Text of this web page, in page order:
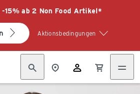
-15% ab 2 Non Food Artikel*
Aktionsbedingungen